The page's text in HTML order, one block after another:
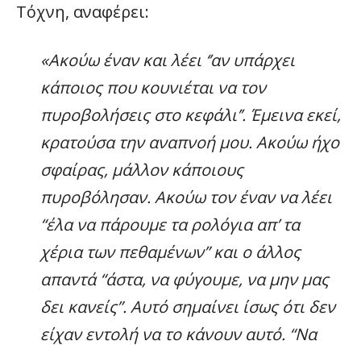
Τόχνη, αναφέρει:
«Ακούω έναν και λέει ‘’αν υπάρχει
κάποιος που κουνιέται να τον
πυροβολήσεις στο κεφάλι’’. Έμεινα εκεί,
κρατούσα την αναπνοή μου. Ακούω ήχο
σφαίρας, μάλλον κάποιους
πυροβόλησαν. Ακούω τον έναν να λέει
“έλα να πάρουμε τα ρολόγια απ’ τα
χέρια των πεθαμένων” και ο άλλος
απαντά “άστα, να φύγουμε, να μην μας
δει κανείς”. Αυτό σημαίνει ίσως ότι δεν
είχαν εντολή να το κάνουν αυτό. “Να